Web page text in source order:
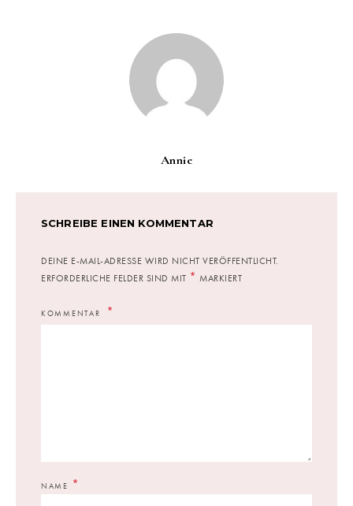
Annie
SCHREIBE EINEN KOMMENTAR
DEINE E-MAIL-ADRESSE WIRD NICHT VERÖFFENTLICHT.
ERFORDERLICHE FELDER SIND MIT * MARKIERT
KOMMENTAR
NAME *